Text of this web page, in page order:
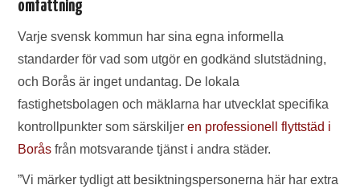
omfattning
Varje svensk kommun har sina egna informella
standarder för vad som utgör en godkänd slutstädning,
och Borås är inget undantag. De lokala
fastighetsbolagen och mäklarna har utvecklat specifika
kontrollpunkter som särskiljeren professionell flyttstäd i
Borås från motsvarande tjänst i andra städer.
”Vi märker tydligt att besiktningspersonerna här har extra